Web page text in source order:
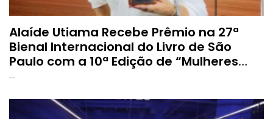
Alaíde Utiama Recebe Prêmio na 27ª
Bienal Internacional do Livro de São
Paulo com a 10ª Edição de “Mulheres
Extraordinárias”